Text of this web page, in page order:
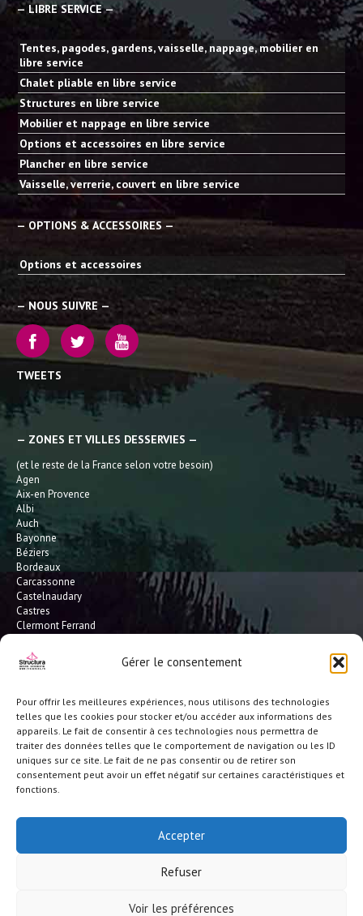
Gérer le consentement
Pour offrir les meilleures expériences, nous utilisons des technologies
telles que les cookies pour stocker et/ou accéder aux informations des
appareils. Le fait de consentir à ces technologies nous permettra de
traiter des données telles que le comportement de navigation ou les ID
uniques sur ce site. Le fait de ne pas consentir ou de retirer son
consentement peut avoir un effet négatif sur certaines caractéristiques et
fonctions.
Accepter
Refuser
Voir les préférences
— LIBRE SERVICE —
Tentes, pagodes, gardens, vaisselle, nappage, mobilier en
libre service
Chalet pliable en libre service
Structures en libre service
Mobilier et nappage en libre service
Options et accessoires en libre service
Plancher en libre service
Vaisselle, verrerie, couvert en libre service
— OPTIONS & ACCESSOIRES —
Options et accessoires
— NOUS SUIVRE —
TWEETS
— ZONES ET VILLES DESSERVIES —
(et le reste de la France selon votre besoin)
Agen
Aix-en Provence
Albi
Auch
Bayonne
Béziers
Bordeaux
Carcassonne
Castelnaudary
Castres
Clermont Ferrand
Gaillac
Hossegor
Limoges
L'Isle Jourdain
Montauban
Mont-de-Marsan
Montpellier
Narbonne
Pau
Saint-Gaudens
Crédits-ML
Réalisation site/référencement BS